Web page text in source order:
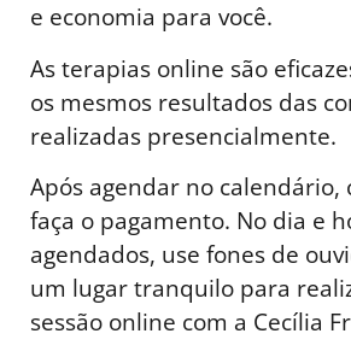
e economia para você.
As terapias online são
os mesmos resultados das
realizadas presencialmente.
Após agendar no calendário,
faça o pagamento. No dia e
agendados, use fones de
um lugar tranquilo para
sessão online com a Cecília